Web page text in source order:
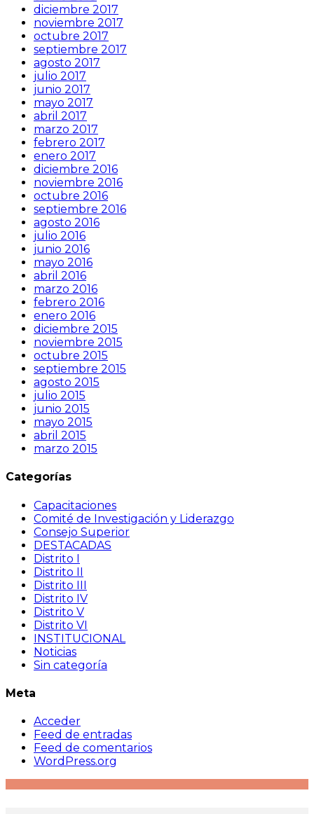
diciembre 2017
noviembre 2017
octubre 2017
septiembre 2017
agosto 2017
julio 2017
junio 2017
mayo 2017
abril 2017
marzo 2017
febrero 2017
enero 2017
diciembre 2016
noviembre 2016
octubre 2016
septiembre 2016
agosto 2016
julio 2016
junio 2016
mayo 2016
abril 2016
marzo 2016
febrero 2016
enero 2016
diciembre 2015
noviembre 2015
octubre 2015
septiembre 2015
agosto 2015
julio 2015
junio 2015
mayo 2015
abril 2015
marzo 2015
Categorías
Capacitaciones
Comité de Investigación y Liderazgo
Consejo Superior
DESTACADAS
Distrito I
Distrito II
Distrito III
Distrito IV
Distrito V
Distrito VI
INSTITUCIONAL
Noticias
Sin categoría
Meta
Acceder
Feed de entradas
Feed de comentarios
WordPress.org